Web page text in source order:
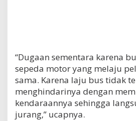
“Dugaan sementara karena
sepeda motor yang melaju
sama. Karena laju bus tidak
menghindarinya dengan
kendaraannya sehingga
jurang,” ucapnya.